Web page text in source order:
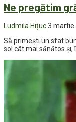
Ne pregătim
Ludmila Hițuc3 martie
Să primești un sfat
sol cât mai sănătos și,